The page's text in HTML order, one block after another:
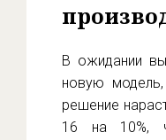
В ожидании
новую модель,
решение
16 на 10%,